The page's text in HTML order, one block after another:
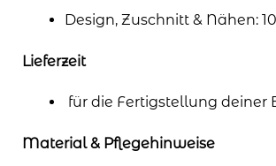
Design, Zuschnitt & Nähen:
Lieferzeit
für die Fertigstellung
Material & Pflegehinweise